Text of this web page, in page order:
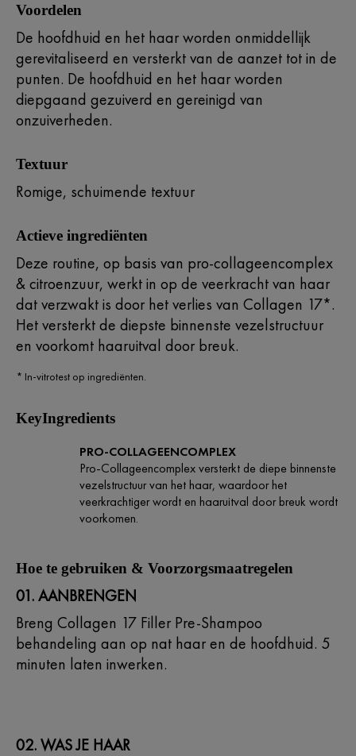
Voordelen
De hoofdhuid en het haar worden onmiddellijk
gerevitaliseerd en versterkt van de aanzet tot in de
punten. De hoofdhuid en het haar worden
diepgaand gezuiverd en gereinigd van
onzuiverheden.
Textuur
Romige, schuimende textuur
Actieve ingrediënten
Deze routine, op basis van pro-collageencomplex
& citroenzuur, werkt in op de veerkracht van haar
dat verzwakt is door het verlies van Collagen 17*.
Het versterkt de diepste binnenste vezelstructuur
en voorkomt haaruitval door breuk.
* In-vitrotest op ingrediënten.
KeyIngredients
PRO-COLLAGEENCOMPLEX
Pro-Collageencomplex versterkt de diepe binnenste
vezelstructuur van het haar, waardoor het
veerkrachtiger wordt en haaruitval door breuk wordt
voorkomen.
Hoe te gebruiken & Voorzorgsmaatregelen
01. AANBRENGEN
Breng Collagen 17 Filler Pre-Shampoo
behandeling aan op nat haar en de hoofdhuid. 5
minuten laten inwerken.
02. WAS JE HAAR